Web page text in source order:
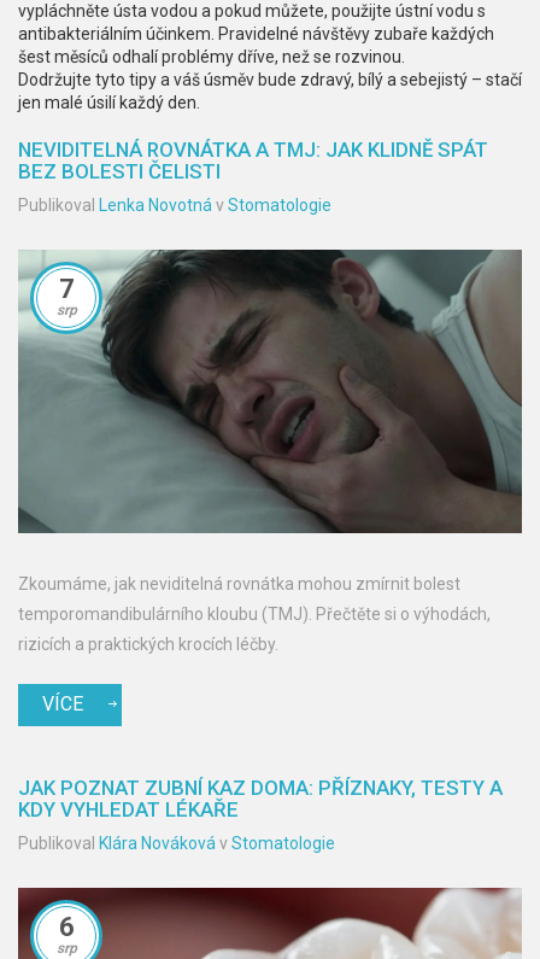
vypláchněte ústa vodou a pokud můžete, použijte ústní vodu s
antibakteriálním účinkem. Pravidelné návštěvy zubaře každých
šest měsíců odhalí problémy dříve, než se rozvinou.
Dodržujte tyto tipy a váš úsměv bude zdravý, bílý a sebejistý – stačí
jen malé úsilí každý den.
NEVIDITELNÁ ROVNÁTKA A TMJ: JAK KLIDNĚ SPÁT
BEZ BOLESTI ČELISTI
Publikoval Lenka Novotná vStomatologie
7
srp
Zkoumáme, jak neviditelná rovnátka mohou zmírnit bolest
temporomandibulárního kloubu (TMJ). Přečtěte si o výhodách,
rizicích a praktických krocích léčby.
VÍCE
JAK POZNAT ZUBNÍ KAZ DOMA: PŘÍZNAKY, TESTY A
KDY VYHLEDAT LÉKAŘE
Publikoval Klára Nováková vStomatologie
6
srp